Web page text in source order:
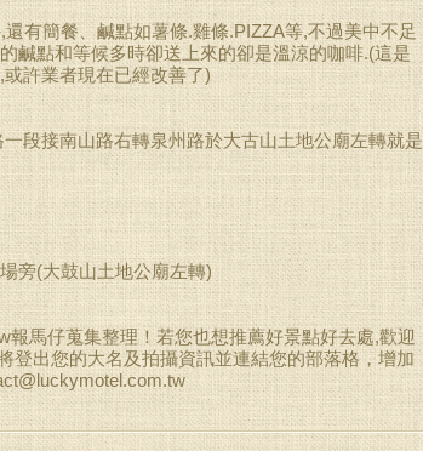
有簡餐、鹹點如薯條.雞條.PIZZA等,不過美中不足
鹹點和等候多時卻送上來的卻是溫涼的咖啡.(這是
許業者現在已經改善了)
段接南山路右轉泉州路於大古山土地公廟左轉就是
旁(大鼓山土地公廟左轉)
報馬仔蒐集整理！若您也想推薦好景點好去處,歡迎
登出您的大名及拍攝資訊並連結您的部落格，增加